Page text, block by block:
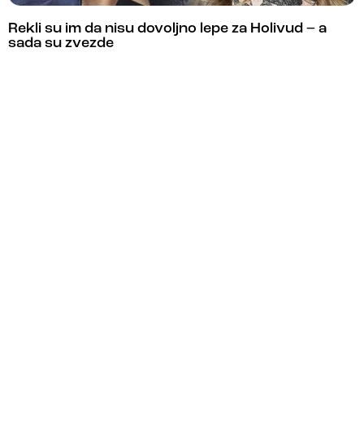
Rekli su im da nisu dovoljno lepe za Holivud – a
sada su zvezde